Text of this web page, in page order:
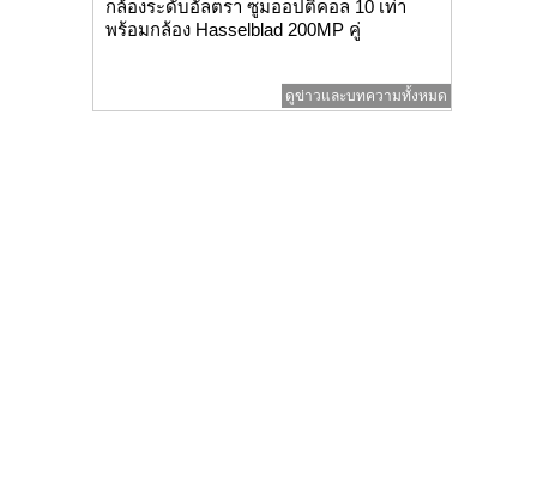
กล้องระดับอัลตรา ซูมออปติคอล 10 เท่า
พร้อมกล้อง Hasselblad 200MP คู่
ดูข่าวและบทความทั้งหมด